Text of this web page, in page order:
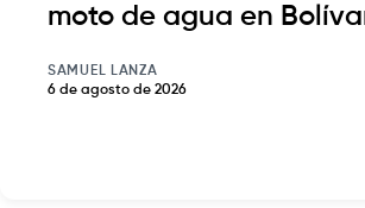
moto de agua en
SAMUEL LANZA
6 de agosto de 2026